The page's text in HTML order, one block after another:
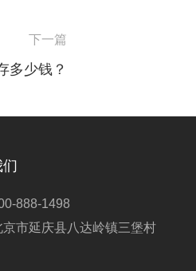
下一篇
多少钱？
888-1498
京市延庆县八达岭镇三堡村